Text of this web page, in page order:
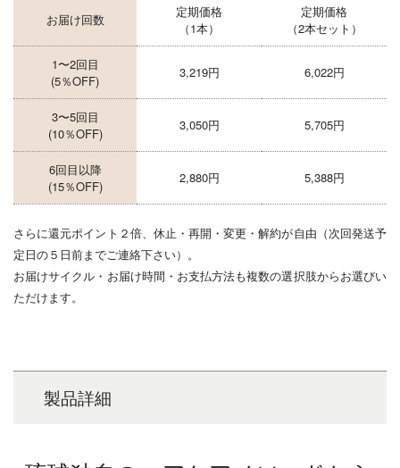
お届け回数
定期価格
（1本）
定期価格
（2本セット）
1〜2回目
(5％OFF)
3,219円 6,022円
3〜5回目
(10％OFF)
3,050円 5,705円
6回目以降
(15％OFF)
2,880円 5,388円
さらに還元ポイント２倍、休止・再開・変更・解約が自由（次回発送予
定日の５日前までご連絡下さい）。
お届けサイクル・お届け時間・お支払方法も複数の選択肢からお選びい
ただけます。
製品詳細